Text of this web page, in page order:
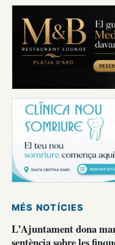
MÉS NOTÍCIES
L’Ajuntament dona